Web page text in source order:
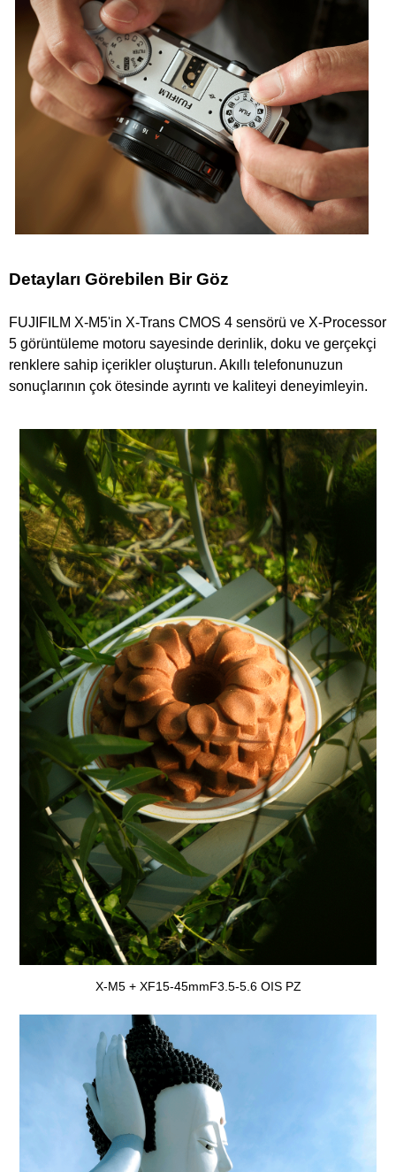
Detayları Görebilen Bir Göz
FUJIFILM X-M5'in X-Trans CMOS 4 sensörü ve X-Processor
5 görüntüleme motoru sayesinde derinlik, doku ve gerçekçi
renklere sahip içerikler oluşturun. Akıllı telefonunuzun
sonuçlarının çok ötesinde ayrıntı ve kaliteyi deneyimleyin.
X-M5 + XF15-45mmF3.5-5.6 OIS PZ